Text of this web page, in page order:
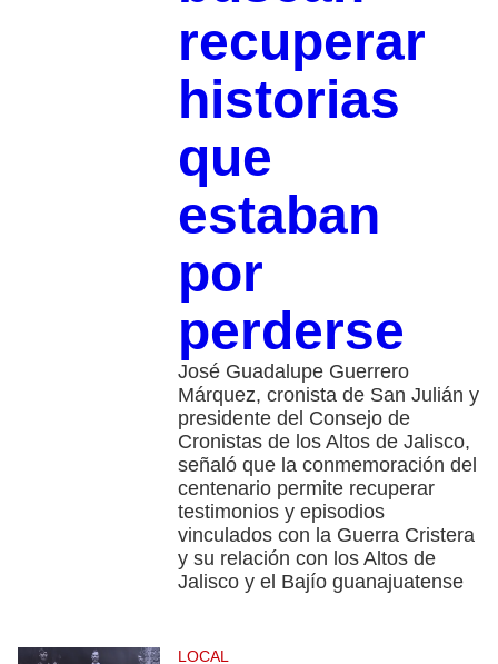
recuperar
historias
que
estaban
por
perderse
José Guadalupe Guerrero
Márquez, cronista de San Julián y
presidente del Consejo de
Cronistas de los Altos de Jalisco,
señaló que la conmemoración del
centenario permite recuperar
testimonios y episodios
vinculados con la Guerra Cristera
y su relación con los Altos de
Jalisco y el Bajío guanajuatense
LOCAL